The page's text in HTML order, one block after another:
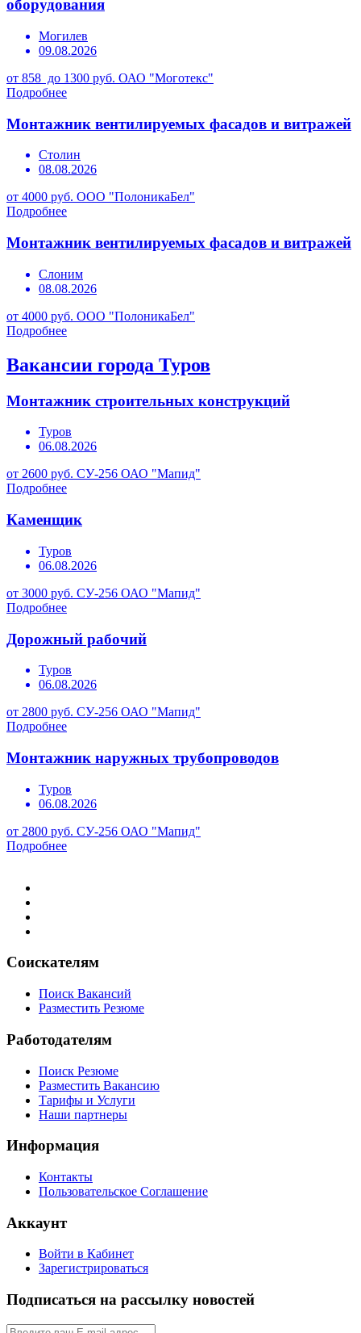
оборудования
Могилев
09.08.2026
от 858 до 1300 руб. ОАО "Моготекс"
Подробнее
Монтажник вентилируемых фасадов и витражей
Столин
08.08.2026
от 4000 руб. ООО "ПолоникаБел"
Подробнее
Монтажник вентилируемых фасадов и витражей
Слоним
08.08.2026
от 4000 руб. ООО "ПолоникаБел"
Подробнее
Вакансии города Туров
Монтажник строительных конструкций
Туров
06.08.2026
от 2600 руб. СУ-256 ОАО "Мапид"
Подробнее
Каменщик
Туров
06.08.2026
от 3000 руб. СУ-256 ОАО "Мапид"
Подробнее
Дорожный рабочий
Туров
06.08.2026
от 2800 руб. СУ-256 ОАО "Мапид"
Подробнее
Монтажник наружных трубопроводов
Туров
06.08.2026
от 2800 руб. СУ-256 ОАО "Мапид"
Подробнее
Соискателям
Поиск Вакансий
Разместить Резюме
Работодателям
Поиск Резюме
Разместить Вакансию
Тарифы и Услуги
Наши партнеры
Информация
Контакты
Пользовательское Соглашение
Аккаунт
Войти в Кабинет
Зарегистрироваться
Подписаться на рассылку новостей